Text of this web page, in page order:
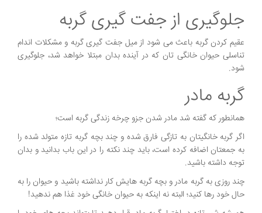
جلوگیری از جفت گیری گربه
عقیم کردن گربه باعث می شود از میل جفت گیری گربه و مشکلات اندام
تناسلی حیوان خانگی تان که در آینده بدان مبتلا خواهد شد، جلوگیری
شود.
گربه مادر
همانطور که گفته شد مادر شدن جزو چرخه زندگی گربه است؛
اگر گربه خانگیتان به تازگی فارق شده و چند بچه گربه تازه متولد شده را
به جمعتان اضافه کرده است، باید چند نکته را در این باب بدانید و بدان
توجه داشته باشید.
چند روزی به گربه مادر و بچه گربه هایش کار نداشته باشید و حیوان را به
حال خود رها کنید؛ البته نه اینکه به حیوان خانگی خود غذا هم ندهید!